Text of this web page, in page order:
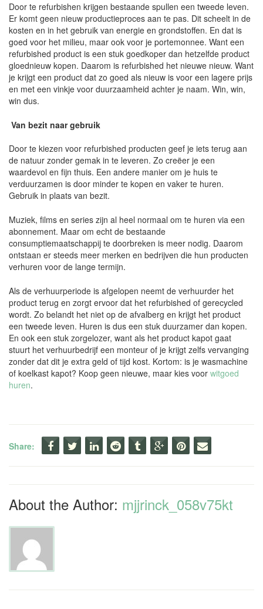
Door te refurbishen krijgen bestaande spullen een tweede leven.
Er komt geen nieuw productieproces aan te pas. Dit scheelt in de
kosten en in het gebruik van energie en grondstoffen. En dat is
goed voor het milieu, maar ook voor je portemonnee. Want een
refurbished product is een stuk goedkoper dan hetzelfde product
gloednieuw kopen. Daarom is refurbished het nieuwe nieuw. Want
je krijgt een product dat zo goed als nieuw is voor een lagere prijs
en met een vinkje voor duurzaamheid achter je naam. Win, win,
win dus.
Van bezit naar gebruik
Door te kiezen voor refurbished producten geef je iets terug aan
de natuur zonder gemak in te leveren. Zo creëer je een
waardevol en fijn thuis. Een andere manier om je huis te
verduurzamen is door minder te kopen en vaker te huren.
Gebruik in plaats van bezit.
Muziek, films en series zijn al heel normaal om te huren via een
abonnement. Maar om echt de bestaande
consumptiemaatschappij te doorbreken is meer nodig. Daarom
ontstaan er steeds meer merken en bedrijven die hun producten
verhuren voor de lange termijn.
Als de verhuurperiode is afgelopen neemt de verhuurder het
product terug en zorgt ervoor dat het refurbished of gerecycled
wordt. Zo belandt het niet op de afvalberg en krijgt het product
een tweede leven. Huren is dus een stuk duurzamer dan kopen.
En ook een stuk zorgelozer, want als het product kapot gaat
stuurt het verhuurbedrijf een monteur of je krijgt zelfs vervanging
zonder dat dit je extra geld of tijd kost. Kortom: is je wasmachine
of koelkast kapot? Koop geen nieuwe, maar kies voor witgoed
huren.
Share:
About the Author: mjjrinck_058v75kt